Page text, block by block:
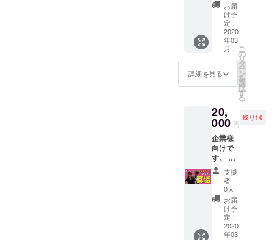
ます。
※掲載希
望がな
い場合
はお礼
のメー
ルをお
送りさ
ご希望
者は備
考欄へ
掲載希
望URL
と名称
を記載
してく
ださ
い。
せて頂
きま
す。 コ
ンサル
タント
会社ヘ
撮影・
編集か
ですべ
て制作
ており
ますの
でクオ
リティ
の高い
動画に
なりま
す。 開
設3ヶ月
で平均
メ
ニュー
基本施
術内容
1) 耳毛
のカッ
ト 2) 耳
の入り
口付近
オイル
付き綿
棒で刺
激 3) 耳
内にあ
る耳垢
の除去
4) オイ
ル拭き
取りと
耳内全
体の仕
上げ
2020年
お届
け予
定：
2020
年03
月
詳細を見る
こ
の
リ
タ
ー
ン
を
選
択
す
る
20,
000 円
残り10
企業様
向けで
す。 当
YouTub
eチャン
ネルに
ご出演
頂き、
実際に
施術撮
影をさ
支援
者：
0人
お届
け予
定：
2020
年03